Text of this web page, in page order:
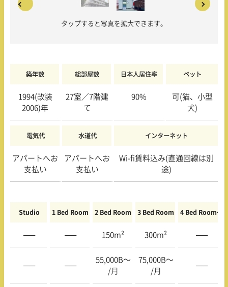
タップすると写真を拡大できます。
築年数 総部屋数 日本人居住率 ペット
1994(改装
2006)年
27室／7階建
て
90%
可(猫、小型
犬)
電気代 水道代 インターネット
アパートへお
支払い
アパートへお
支払い
Wi-fi賃料込み(直通回線は別
途)
Studio 1 Bed Room 2 Bed Room 3 Bed Room 4 Bed Room〜
—– —– 150m² 300m² —–
—– —–
55,000B〜
/月
75,000B〜
/月
—–